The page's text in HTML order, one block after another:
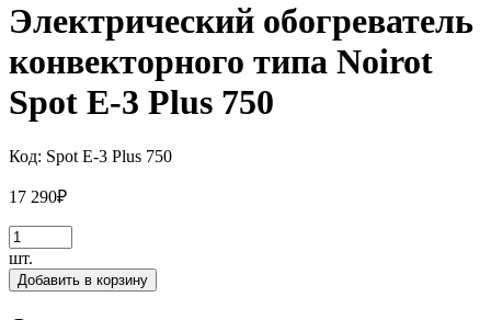
Электрический обогреватель
конвекторного типа Noirot
Spot E-3 Plus 750
Код: Spot E-3 Plus 750
17 290₽
шт.
Добавить в корзину